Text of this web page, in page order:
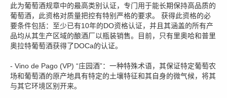
此为葡萄酒规章中的最高类别认证，专门用于能长期保持高品质的
葡萄酒，此资格对质量把控有特别严格的要求。 获得此资格的必
要条件包括：至少已有10年的DO资格认证，并且其涵盖的所有产
品均从其生产区域的酿酒厂以瓶装销售。目前，只有里奥哈和普里
奥拉特葡萄酒获得了DOCa的认证。
- Vino de Pago (VP) “庄园酒”：一种特殊术语，其保证特定葡萄农
场和葡萄酒的原产地具有特定的土壤特征和其自身的微气候，将其
与其它环境区别开来。